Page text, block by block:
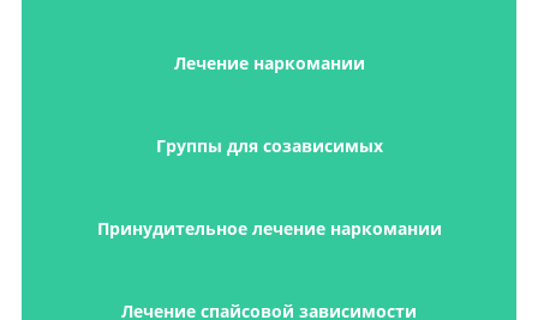
Лечение наркомании
Группы для созависимых
Принудительное лечение наркомании
Лечение спайсовой зависимости